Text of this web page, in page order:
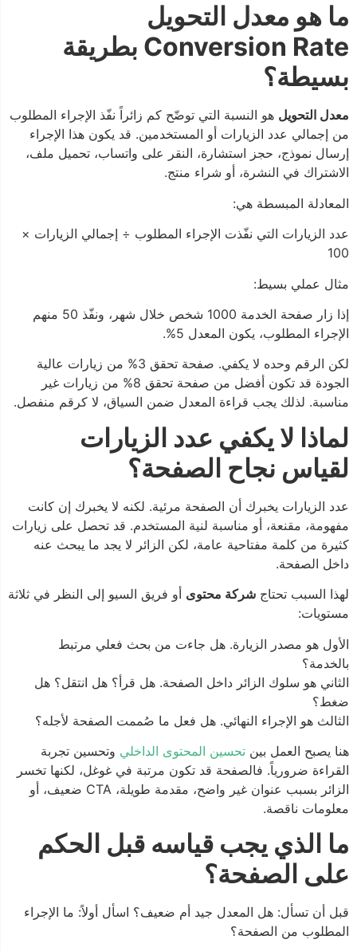
ما هو معدل التحويل
Conversion Rate بطريقة
بسيطة؟
معدل التحويلهو النسبة التي توضّح كم زائراً نفّذ الإجراء المطلوب
من إجمالي عدد الزيارات أو المستخدمين. قد يكون هذا الإجراء
إرسال نموذج، حجز استشارة، النقر على واتساب، تحميل ملف،
الاشتراك في النشرة، أو شراء منتج.
المعادلة المبسطة هي:
عدد الزيارات التي نفّذت الإجراء المطلوب ÷ إجمالي الزيارات ×
100
مثال عملي بسيط:
إذا زار صفحة الخدمة 1000 شخص خلال شهر، ونفّذ 50 منهم
الإجراء المطلوب، يكون المعدل 5%.
لكن الرقم وحده لا يكفي. صفحة تحقق 3% من زيارات عالية
الجودة قد تكون أفضل من صفحة تحقق 8% من زيارات غير
مناسبة. لذلك يجب قراءة المعدل ضمن السياق، لا كرقم منفصل.
لماذا لا يكفي عدد الزيارات
لقياس نجاح الصفحة؟
عدد الزيارات يخبرك أن الصفحة مرئية. لكنه لا يخبرك إن كانت
مفهومة، مقنعة، أو مناسبة لنية المستخدم. قد تحصل على زيارات
كثيرة من كلمة مفتاحية عامة، لكن الزائر لا يجد ما يبحث عنه
داخل الصفحة.
لهذا السبب تحتاج شركة محتوىأو فريق السيو إلى النظر في ثلاثة
مستويات:
الأول هو مصدر الزيارة. هل جاءت من بحث فعلي مرتبط
بالخدمة؟
الثاني هو سلوك الزائر داخل الصفحة. هل قرأ؟ هل انتقل؟ هل
ضغط؟
الثالث هو الإجراء النهائي. هل فعل ما صُممت الصفحة لأجله؟
هنا يصبح العمل بين تحسين المحتوى الداخلي وتحسين تجربة
القراءة ضرورياً. فالصفحة قد تكون مرتبة في غوغل، لكنها تخسر
الزائر بسبب عنوان غير واضح، مقدمة طويلة، CTA ضعيف، أو
معلومات ناقصة.
ما الذي يجب قياسه قبل الحكم
على الصفحة؟
قبل أن تسأل: هل المعدل جيد أم ضعيف؟ اسأل أولاً: ما الإجراء
المطلوب من الصفحة؟